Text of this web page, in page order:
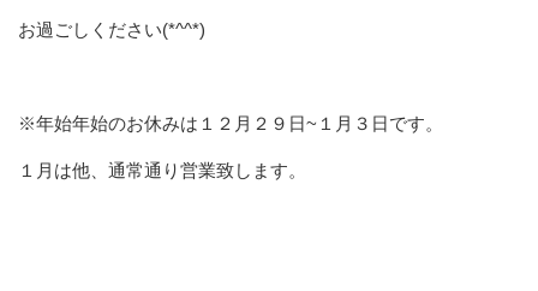
お過ごしください(*^^*)
※年始年始のお休みは１２月２９日~１月３日です。
１月は他、通常通り営業致します。